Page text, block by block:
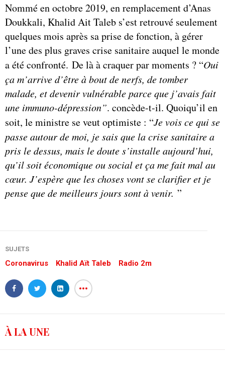
Nommé en octobre 2019, en remplacement d’Anas
Doukkali, Khalid Ait Taleb s’est retrouvé seulement
quelques mois après sa prise de fonction, à gérer
l’une des plus graves crise sanitaire auquel le monde
a été confronté. De là à craquer par moments ? “Oui
ça m’arrive d’être à bout de nerfs, de tomber
malade, et devenir vulnérable parce que j’avais fait
une immuno-dépression”. concède-t-il. Quoiqu’il en
soit, le ministre se veut optimiste : “Je vois ce qui se
passe autour de moi, je sais que la crise sanitaire a
pris le dessus, mais le doute s’installe aujourd’hui,
qu’il soit économique ou social et ça me fait mal au
cœur. J’espère que les choses vont se clarifier et je
pense que de meilleurs jours sont à venir. ”
SUJETS
Coronavirus Khalid Aït Taleb Radio 2m
À LA UNE